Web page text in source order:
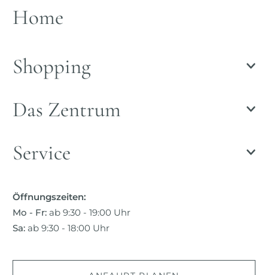
Home
Shopping
Das Zentrum
Service
Öffnungszeiten:
Mo - Fr: ab 9:30 - 19:00 Uhr
Sa: ab 9:30 - 18:00 Uhr